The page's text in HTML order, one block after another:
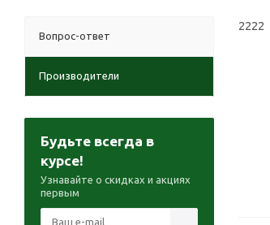
2222
Вопрос-ответ
Производители
Будьте всегда в
курсе!
Узнавайте о скидках и акциях
первым